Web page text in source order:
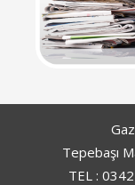
Tepebaşı
TEL :